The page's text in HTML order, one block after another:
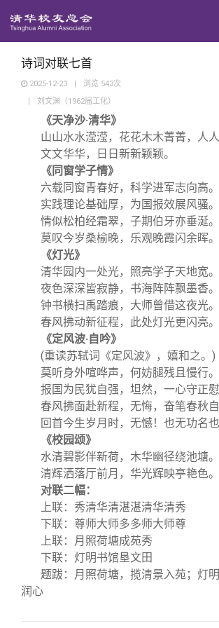
校友讲坛
校友视界
校友服务
终身学习
信息化服务
三创大赛
实用信息
校友总会
总会简介
会长致辞
总会章程
联系我们
关闭
诗词对联七首
2025-12-23 | 浏览 543次
|
刘文渊（1962届工化）
《天净沙·清华》
山山水水滢滢，花花木木菁菁，人人
文文华华，日日新新颖颖。
《同窗学子情》
六载同窗青春好，科学进军志向高。
实践理论基础厚，为国报效展风骚。
情似松柏经霜翠，子期伯牙亦垂涎。
莫叹今岁桑榆晚，乐观晚霞闪余晖。
《灯光》
清华园内一处光，照亮学子天地宽。
夜色深深皆寂静，书海阵阵飘墨香。
钟书横扫禹踏痕，大师曾借这夜光。
春风拂动新征程，此处灯光更闪亮。
《定风波·自吟》
(重读苏轼词《定风波》，嬉和之。)
莫听身外喧哗声，何妨腿残且慢行。
报国为民犹自强，坦然，一心守正慰
春风拂面赴新程，无悔，奋笔春秋自
回首今生岁月时，无憾！也无功名也
《校园颂》
水清碧影伴新荷，木华幽径绕池塘。
清辉洒落厅前月，华光辉映亭艳色。
对联二幅：
上联：秀清华清湛湛清华清秀
下联：尊师大师多多师大师尊
上联：月照荷塘成苑秀
下联：灯明书馆垦文田
题跋： 月照荷塘，揽清景入苑； 灯
润心